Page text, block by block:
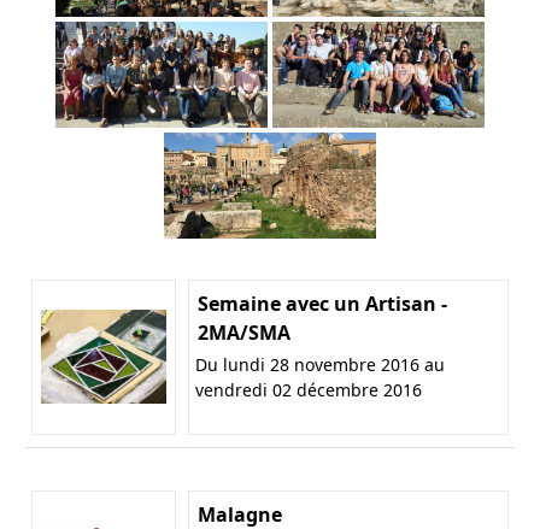
Semaine avec un Artisan -
2MA/SMA
Du lundi 28 novembre 2016 au
vendredi 02 décembre 2016
Malagne